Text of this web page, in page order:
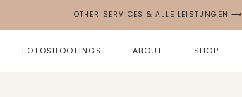
OTHER SERVICES & ALLE LEISTUNGEN ⟶
FOTOSHOOTINGS ABOUT SHOP